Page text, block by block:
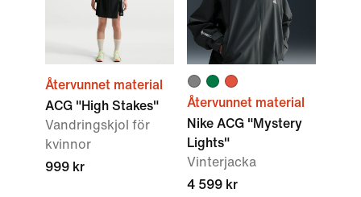
Återvunnet material
ACG "High Stakes"
Vandringskjol för
kvinnor
999 kr
Återvunnet material
Nike ACG "Mystery
Lights"
Vinterjacka
4 599 kr